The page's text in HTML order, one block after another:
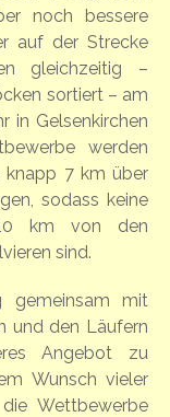
noch bessere
auf der Strecke
gleichzeitig –
sortiert – am
in Gelsenkirchen
werden
knapp 7 km über
sodass keine
10 km von den
sind.
gemeinsam mit
und den Läufern
Angebot zu
Wunsch vieler
Wettbewerbe